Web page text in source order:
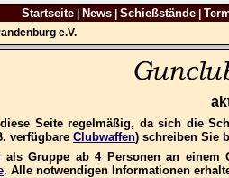
Startseite| News| Schießstände|
e.V.
Seite regelmäßig, da sich die
verfügbare Clubwaffen) schreiben Sie
als Gruppe ab 4 Personen an
. Alle notwendigen Informationen